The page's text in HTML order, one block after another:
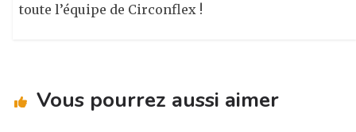
toute l’équipe de Circonflex !
Vous pourrez aussi aimer